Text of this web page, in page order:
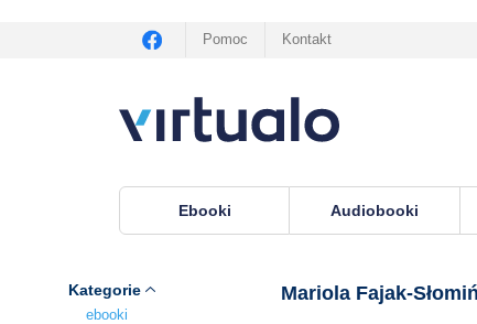
Pomoc Kontakt
Ebooki Audiobooki
Kategorie
ebooki
Mariola Fajak-